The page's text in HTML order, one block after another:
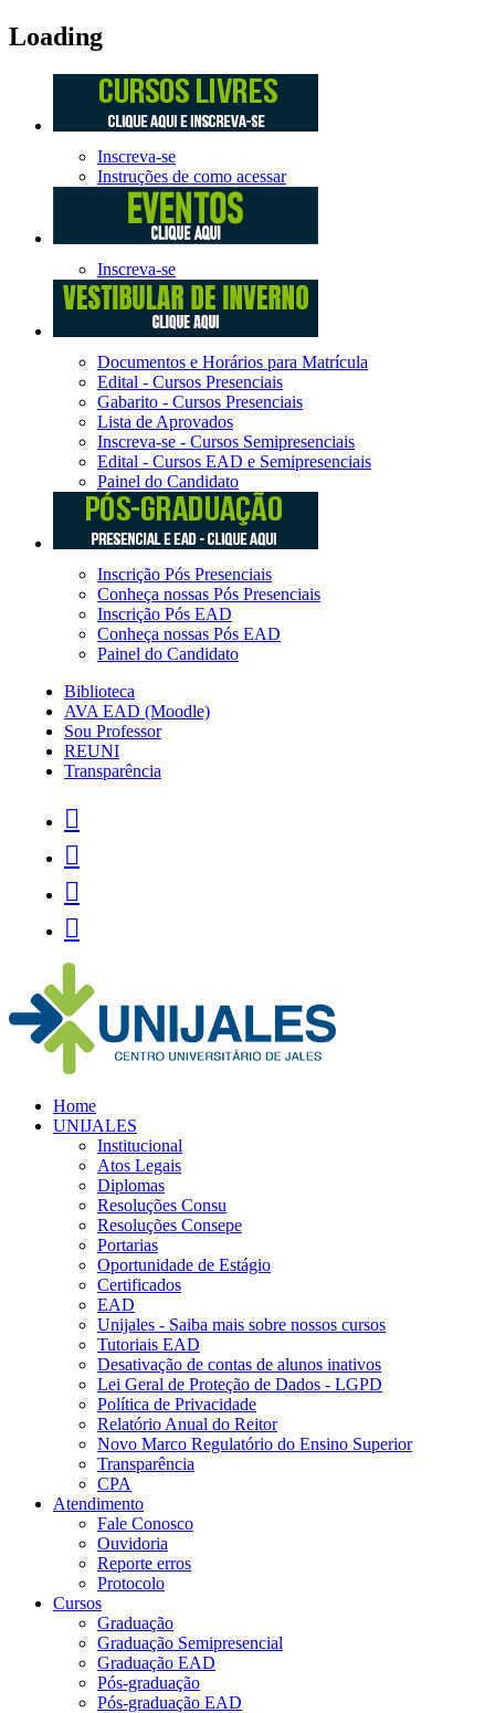
Loading
Inscreva-se
Instruções de como acessar
Inscreva-se
Documentos e Horários para Matrícula
Edital - Cursos Presenciais
Gabarito - Cursos Presenciais
Lista de Aprovados
Inscreva-se - Cursos Semipresenciais
Edital - Cursos EAD e Semipresenciais
Painel do Candidato
Inscrição Pós Presenciais
Conheça nossas Pós Presenciais
Inscrição Pós EAD
Conheça nossas Pós EAD
Painel do Candidato
Biblioteca
AVA EAD (Moodle)
Sou Professor
REUNI
Transparência




Home
UNIJALES
Institucional
Atos Legais
Diplomas
Resoluções Consu
Resoluções Consepe
Portarias
Oportunidade de Estágio
Certificados
EAD
Unijales - Saiba mais sobre nossos cursos
Tutoriais EAD
Desativação de contas de alunos inativos
Lei Geral de Proteção de Dados - LGPD
Política de Privacidade
Relatório Anual do Reitor
Novo Marco Regulatório do Ensino Superior
Transparência
CPA
Atendimento
Fale Conosco
Ouvidoria
Reporte erros
Protocolo
Cursos
Graduação
Graduação Semipresencial
Graduação EAD
Pós-graduação
Pós-graduação EAD